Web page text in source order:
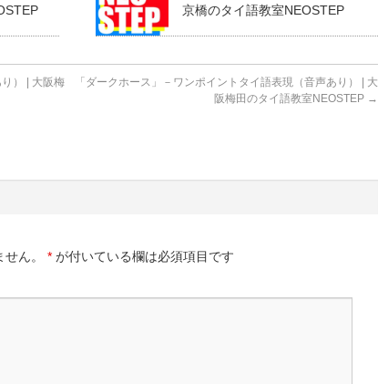
京橋のタイ語教室NEOSTEP
） | 大阪梅
「ダークホース」－ワンポイントタイ語表現（音声あり） | 大
阪梅田のタイ語教室NEOSTEP →
ん。 * が付いている欄は必須項目です